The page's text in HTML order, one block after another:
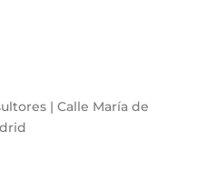
| Calle María de